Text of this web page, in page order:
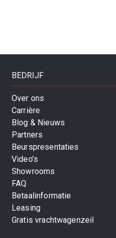
BEDRIJF
Over ons
Carrière
Blog & Nieuws
Partners
Beurspresentaties
Video’s
Showrooms
FAQ
Betaalinformatie
Leasing
Gratis vrachtwagenzeil